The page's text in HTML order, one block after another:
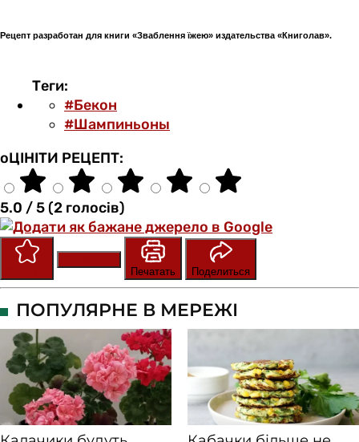
Рецепт разработан для книги «Зваблення їжею» издательства «Книголав».
Теги:
#Бекон
#Шампиньоны
оЦІНІТИ РЕЦЕПТ:
5.0 / 5 (2 голосів)
Печатать
Поделиться